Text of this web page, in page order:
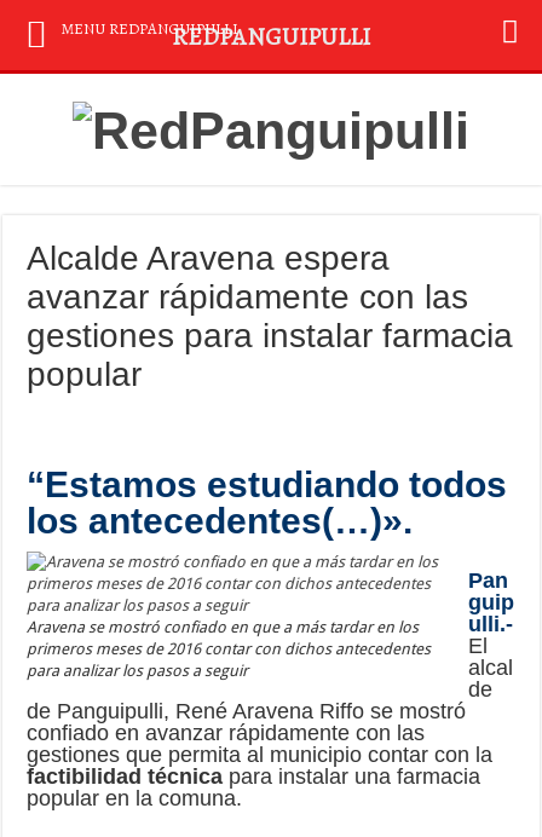
Alcalde Aravena espera
avanzar rápidamente con las
gestiones para instalar farmacia
popular
“Estamos estudiando todos
los antecedentes(…)».
Aravena se mostró confiado en que a más tardar en los
primeros meses de 2016 contar con dichos antecedentes
para analizar los pasos a seguir
Pan
guip
ulli.-
El
alcal
de
de Panguipulli, René Aravena Riffo se mostró
confiado en avanzar rápidamente con las
gestiones que permita al municipio contar con la
factibilidad técnica para instalar una farmacia
popular en la comuna.
MENU REDPANGUIPULLIREDPANGUIPULLI